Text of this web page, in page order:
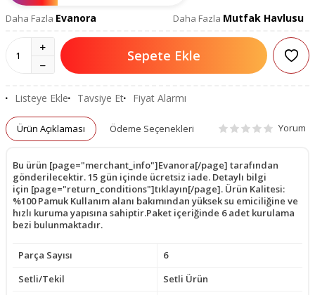
Daha Fazla Evanora Daha Fazla Mutfak Havlusu
Sepete Ekle
Listeye Ekle Tavsiye Et Fiyat Alarmı
Ürün Açıklaması Ödeme Seçenekleri Yorum
Bu ürün [page="merchant_info"]Evanora[/page] tarafından
gönderilecektir. 15 gün içinde ücretsiz iade. Detaylı bilgi
için [page="return_conditions"]tıklayın[/page]. Ürün Kalitesi:
%100 Pamuk Kullanım alanı bakımından yüksek su emiciliğine ve
hızlı kuruma yapısına sahiptir.Paket içeriğinde 6 adet kurulama
bezi bulunmaktadır.
Parça Sayısı
6
Setli/Tekil
Setli Ürün